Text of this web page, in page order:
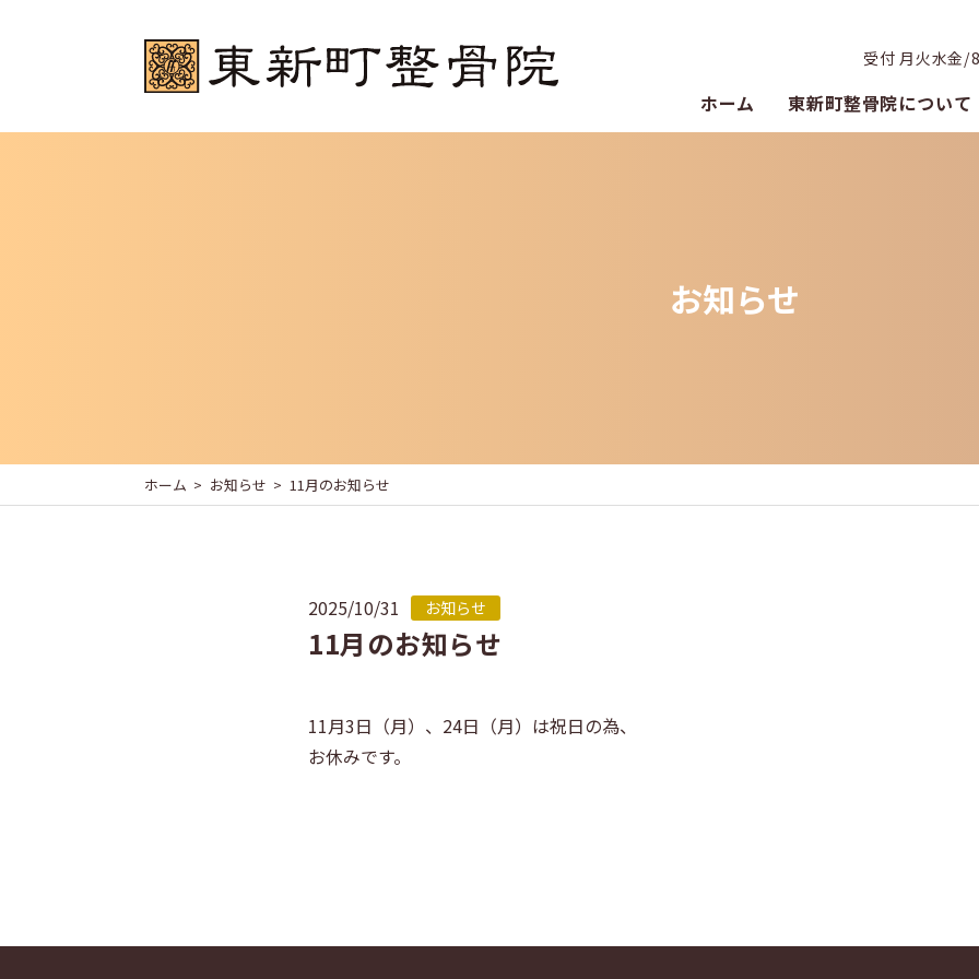
受付 月火水金/
ホーム 東新町整骨院について
お知らせ
ホーム お知らせ 11月のお知らせ
2025/10/31 お知らせ
11月のお知らせ
11月3日（月）、24日（月）は祝日の為、
お休みです。